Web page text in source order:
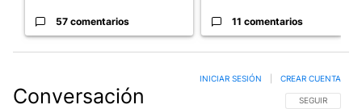
57 comentarios 11 comentarios
Conversación SIGA ESTA
SEGUIR
INICIAR SESIÓN CREAR CUENTA